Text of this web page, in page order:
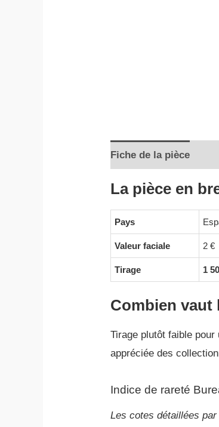
Fiche de la pièce
La pièce en
Pays
Valeur faciale 2 €
Tirage 1
Combien vaut
Tirage plutôt faible
appréciée des
Indice de rareté
Les cotes détaillées